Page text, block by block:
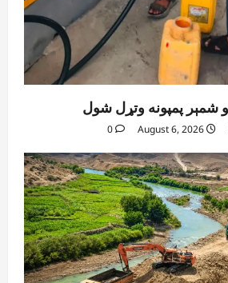
August 6, 2026
0
شمېر پمپونه وتړل شول
0